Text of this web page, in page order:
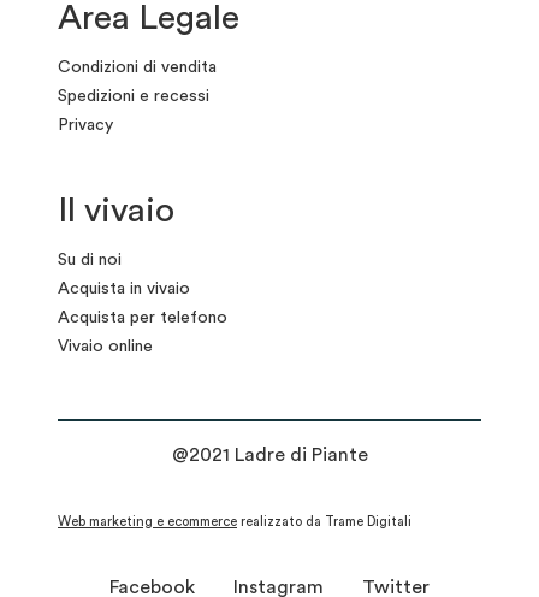
Area Legale
Condizioni di vendita
Spedizioni e recessi
Privacy
Il vivaio
Su di noi
Acquista in vivaio
Acquista per telefono
Vivaio online
@2021 Ladre di Piante
Web marketing e ecommerce realizzato da Trame Digitali
Facebook Instagram Twitter